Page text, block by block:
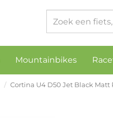
Mountainbikes
Cortina U4 D50 Jet Black Matt